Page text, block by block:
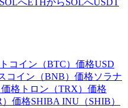
コイン（BTC）価格USD
コイン（BNB）価格ソラナ
格 トロン（TRX）価格
価格SHIBA INU（SHIB）